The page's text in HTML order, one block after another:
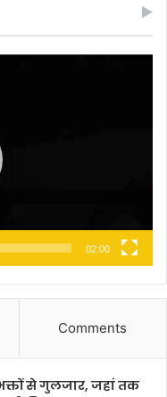
02:00
Comments
से गुलजार, जहां तक